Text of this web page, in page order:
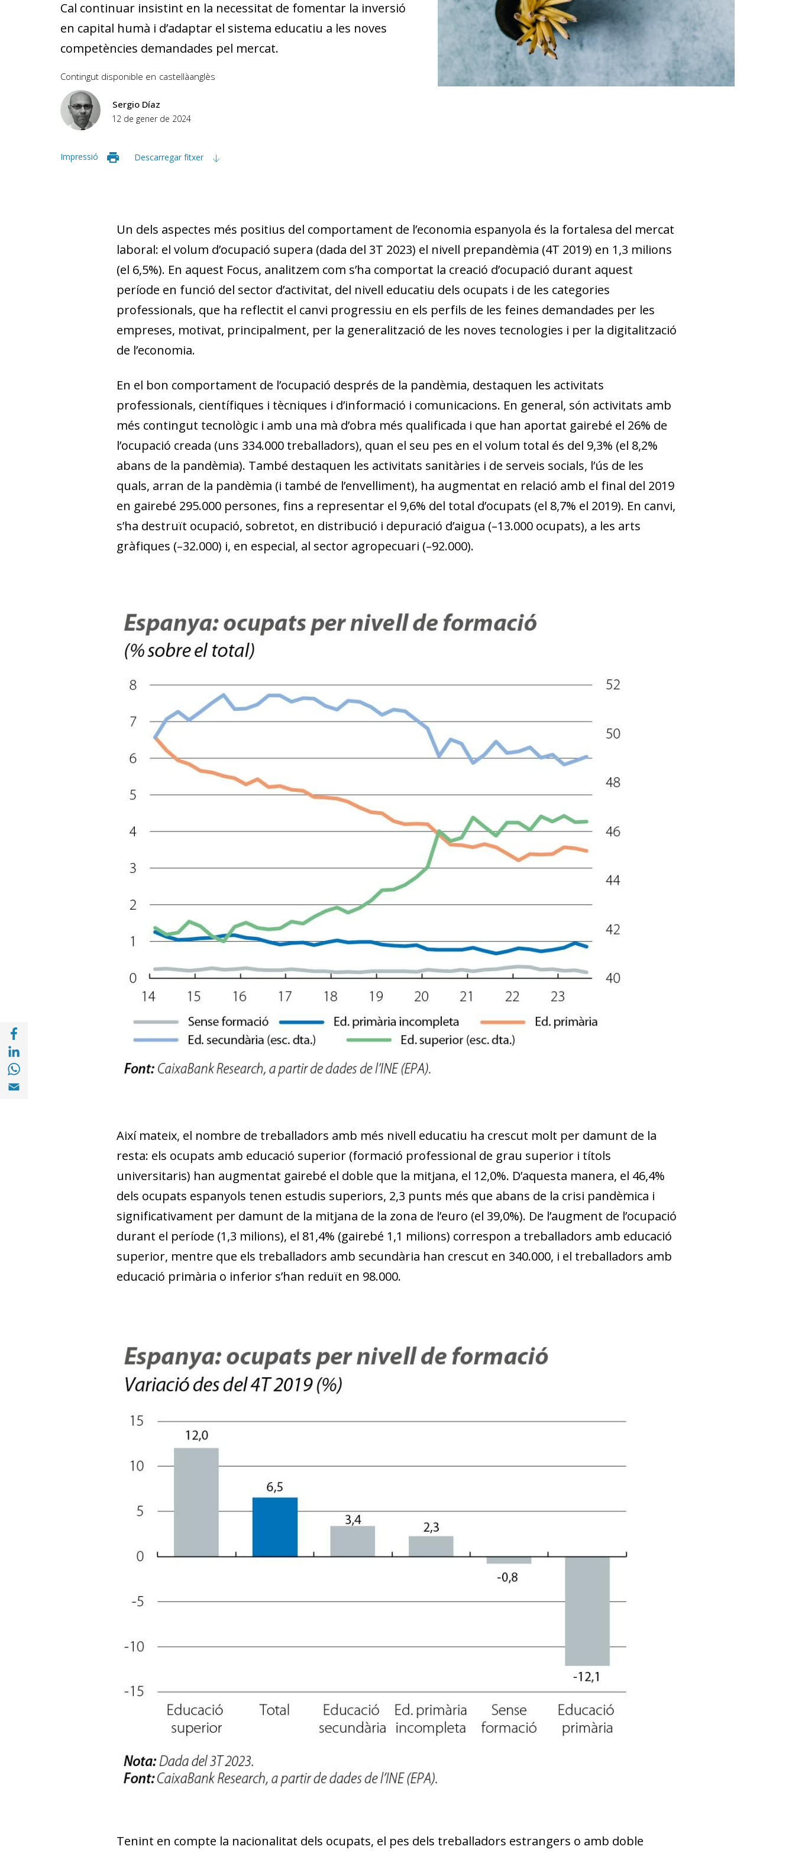
Cal continuar insistint en la necessitat de fomentar la inversió
en capital humà i d’adaptar el sistema educatiu a les noves
competències demandades pel mercat.
Contingut disponible en castellàanglès
Sergio Díaz
12 de gener de 2024
Impressió Descarregar fitxer
Compartir a Facebook (opens in a new window)
Compartir a with Linkedin (opens in a new window)
Compartir a with Whatsapp (opens in a new window)
Un dels aspectes més positius del comportament de l’economia espanyola és la fortalesa del mercat
laboral: el volum d’ocupació supera (dada del 3T 2023) el nivell prepandèmia (4T 2019) en 1,3 milions
(el 6,5%). En aquest Fo­­cus, analitzem com s’ha comportat la creació d’ocupació durant aquest
període en funció del sector d’activitat, del nivell educatiu dels ocupats i de les categories
professionals, que ha reflectit el canvi progressiu en els perfils de les feines demandades per les
empreses, motivat, principalment, per la generalització de les noves tecnologies i per la digitalització
de l’economia.
En el bon comportament de l’ocupació després de la pandèmia, destaquen les activitats
professionals, científiques i tècniques i d’informació i comunicacions. En general, són activitats amb
més contingut tecnològic i amb una mà d’obra més qualificada i que han aportat gairebé el 26% de
l’ocupació creada (uns 334.000 treballadors), quan el seu pes en el volum total és del 9,3% (el 8,2%
abans de la pandèmia). També destaquen les activitats sanitàries i de serveis socials, l’ús de les
quals, arran de la pandèmia (i també de l’envelliment), ha augmentat en relació amb el final del 2019
en gairebé 295.000 persones, fins a representar el 9,6% del total d’ocupats (el 8,7% el 2019). En canvi,
s’ha destruït ocupació, sobretot, en distribució i depuració d’aigua (–13.000 ocupats), a les arts
gràfiques (–32.000) i, en especial, al sector agropecuari (–92.000).
Així mateix, el nombre de treballadors amb més nivell educatiu ha crescut molt per damunt de la
resta: els ocupats amb educació superior (formació professional de grau superior i títols
universitaris) han augmentat gairebé el doble que la mitjana, el 12,0%. D’aquesta manera, el 46,4%
dels ocupats espanyols tenen estudis superiors, 2,3 punts més que abans de la crisi pandèmica i
significativament per damunt de la mitjana de la zona de l’euro (el 39,0%). De l’augment de l’ocupació
durant el període (1,3 milions), el 81,4% (gairebé 1,1 milions) correspon a treballadors amb educació
superior, mentre que els treballadors amb secundària han crescut en 340.000, i el treballadors amb
educació primària o inferior s’han reduït en 98.000.
Tenint en compte la nacionalitat dels ocupats, el pes dels treballadors estrangers o amb doble